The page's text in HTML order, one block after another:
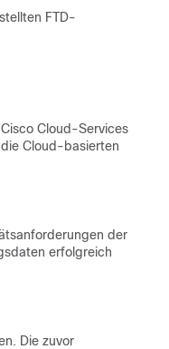
FTD-
Cloud-Services
Cloud-basierten
der
erfolgreich
Die zuvor